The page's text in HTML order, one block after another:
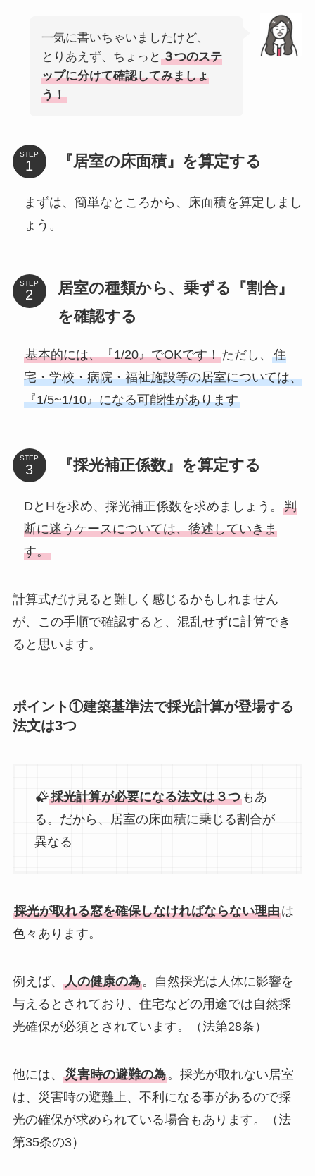
一気に書いちゃいましたけど、
とりあえず、ちょっと ３つのステ
ップに分けて確認してみましょ
う！
STEP 『居室の床面積』を算定する
まずは、簡単なところから、床面積を算定しまし
ょう。
STEP
居室の種類から、乗ずる『割合』
を確認する
基本的には、『1/20』でOKです！ただし、 住
宅・学校・病院・福祉施設等の居室については、
『1/5~1/10』になる可能性があります
STEP 『採光補正係数』を算定する
DとHを求め、採光補正係数を求めましょう。 判
断に迷うケースについては、後述していきま
す。
計算式だけ見ると難しく感じるかもしれません
が、この手順で確認すると、混乱せずに計算でき
ると思います。
ポイント①建築基準法で採光計算が登場する
法文は3つ
採光計算が必要になる法文は３つ もあ
る。だから、居室の床面積に乗じる割合が
異なる
採光が取れる窓を確保しなければならない理由は
色々あります。
例えば、 人の健康の為。自然採光は人体に影響を
与えるとされており、住宅などの用途では自然採
光確保が必須とされています。（法第28条）
他には、 災害時の避難の為。採光が取れない居室
は、災害時の避難上、不利になる事があるので採
光の確保が求められている場合もあります。（法
第35条の3）